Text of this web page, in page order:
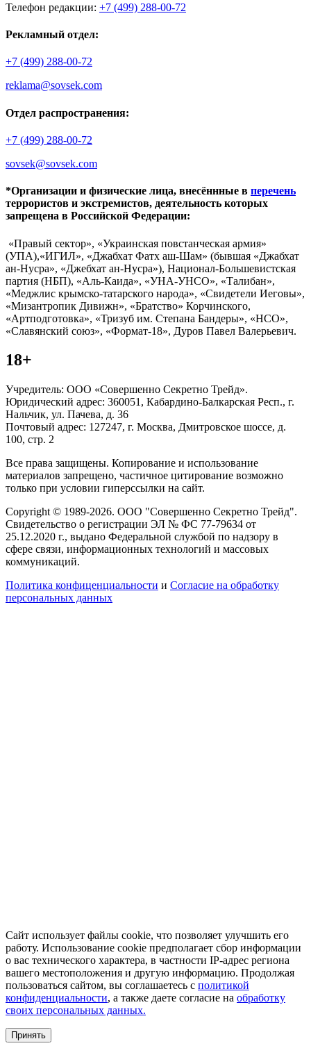
Телефон редакции: +7 (499) 288-00-72
Рекламный отдел:
+7 (499) 288-00-72
reklama@sovsek.com
Отдел распространения:
+7 (499) 288-00-72
sovsek@sovsek.com
*Организации и физические лица, внесённные в перечень
террористов и экстремистов, деятельность которых
запрещена в Российской Федерации:
«Правый сектор», «Украинская повстанческая армия»
(УПА),«ИГИЛ», «Джабхат Фатх аш-Шам» (бывшая «Джабхат
ан-Нусра», «Джебхат ан-Нусра»), Национал-Большевистская
партия (НБП), «Аль-Каида», «УНА-УНСО», «Талибан»,
«Меджлис крымско-татарского народа», «Свидетели Иеговы»,
«Мизантропик Дивижн», «Братство» Корчинского,
«Артподготовка», «Тризуб им. Степана Бандеры», «НСО»,
«Славянский союз», «Формат-18», Дуров Павел Валерьевич.
18+
Учредитель: ООО «Совершенно Секретно Трейд».
Юридический адрес: 360051, Кабардино-Балкарская Респ., г.
Нальчик, ул. Пачева, д. 36
Почтовый адрес: 127247, г. Москва, Дмитровское шоссе, д.
100, стр. 2
Все права защищены. Копирование и использование
материалов запрещено, частичное цитирование возможно
только при условии гиперссылки на сайт.
Copyright © 1989-2026. ООО "Совершенно Секретно Трейд".
Свидетельство о регистрации ЭЛ № ФС 77-79634 от
25.12.2020 г., выдано Федеральной службой по надзору в
сфере связи, информационных технологий и массовых
коммуникаций.
Политика конфиценциальности и Согласие на обработку
персональных данных
Сайт использует файлы cookie, что позволяет улучшить его
работу. Использование cookie предполагает сбор информации
о вас технического характера, в частности IP-адрес региона
вашего местоположения и другую информацию. Продолжая
пользоваться сайтом, вы соглашаетесь с политикой
конфиденциальности, а также даете согласие на обработку
своих персональных данных.
Принять